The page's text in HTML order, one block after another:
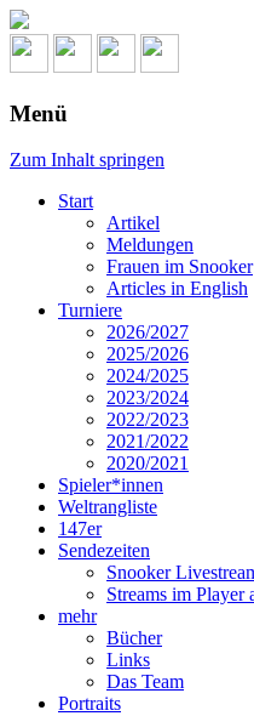
Menü
Zum Inhalt springen
Start
Artikel
Meldungen
Frauen im Snooker
Articles in English
Turniere
2026/2027
2025/2026
2024/2025
2023/2024
2022/2023
2021/2022
2020/2021
Spieler*innen
Weltrangliste
147er
Sendezeiten
Snooker
Streams im Player
mehr
Bücher
Links
Das Team
Portraits